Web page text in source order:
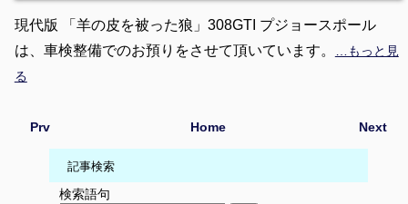
現代版 「羊の皮を被った狼」308GTI プジョースポール
は、車検整備でのお預りをさせて頂いています。
…もっと見
る
Prv Next
Home
記事検索
検索語句